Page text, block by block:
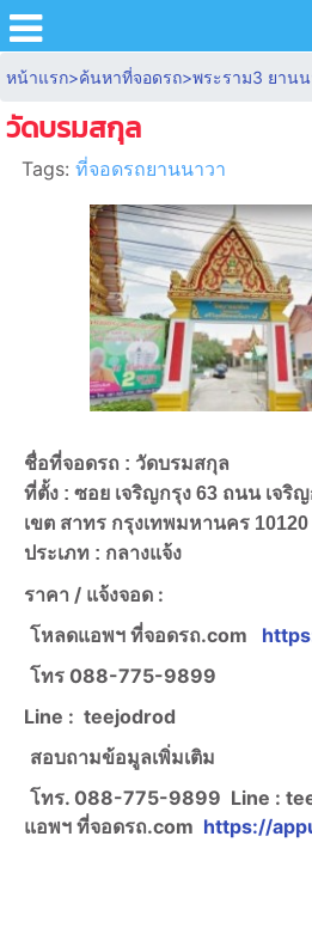
หน้าแรก>ค้นหาที่จอดรถ>พระราม3 ยานน
วัดบรมสกุล
Tags:ที่จอดรถยานนาวา
ชื่อที่จอดรถ : วัดบรมสกุล
ที่ตั้ง : ซอย เจริญกรุง 63 ถนน เจริ
เขต สาทร กรุงเทพมหานคร 10120
ประเภท : กลางแจ้ง
ราคา / แจ้งจอด :
โหลดแอพฯ ที่จอดรถ.com
โทร 088-775-9899
Line : teejodrod
สอบถามข้อมูลเพิ่มเติม
โทร. 088-775-9899 Line :
แอพฯ ที่จอดรถ.com https://